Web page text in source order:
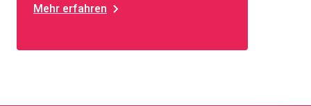
Mehr erfahren